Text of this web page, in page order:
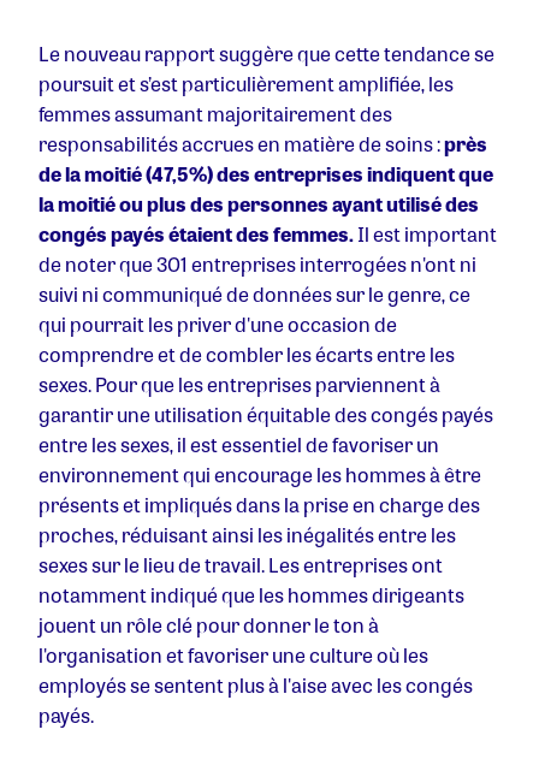
Le nouveau rapport suggère que cette tendance se
poursuit et s’est particulièrement amplifiée, les
femmes assumant majoritairement des
responsabilités accrues en matière de soins :près
de la moitié (47,5%) des entreprises indiquent que
la moitié ou plus des personnes ayant utilisé des
congés payés étaient des femmes.Il est important
de noter que 301 entreprises interrogées n'ont ni
suivi ni communiqué de données sur le genre, ce
qui pourrait les priver d'une occasion de
comprendre et de combler les écarts entre les
sexes. Pour que les entreprises parviennent à
garantir une utilisation équitable des congés payés
entre les sexes, il est essentiel de favoriser un
environnement qui encourage les hommes à être
présents et impliqués dans la prise en charge des
proches, réduisant ainsi les inégalités entre les
sexes sur le lieu de travail. Les entreprises ont
notamment indiqué que les hommes dirigeants
jouent un rôle clé pour donner le ton à
l'organisation et favoriser une culture où les
employés se sentent plus à l'aise avec les congés
payés.